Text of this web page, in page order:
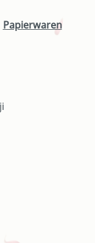
Papierwaren